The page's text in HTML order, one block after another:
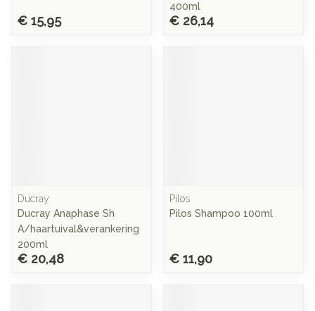
€ 15,95
400ml
€ 26,14
Ducray
Ducray Anaphase Sh
A/haartuival&verankering
200ml
€ 20,48
Pilos
Pilos Shampoo 100ml
€ 11,90